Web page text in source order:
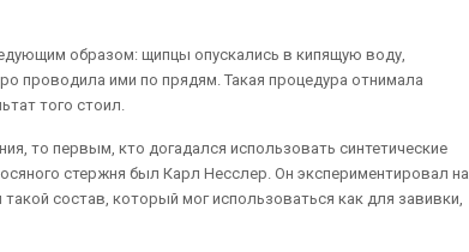
образом: щипцы опускались в кипящую воду,
проводила ими по прядям. Такая процедура отнимала
того стоил.
то первым, кто догадался использовать синтетические
стержня был Карл Несслер. Он экспериментировал на
такой состав, который мог использоваться как для завивки,